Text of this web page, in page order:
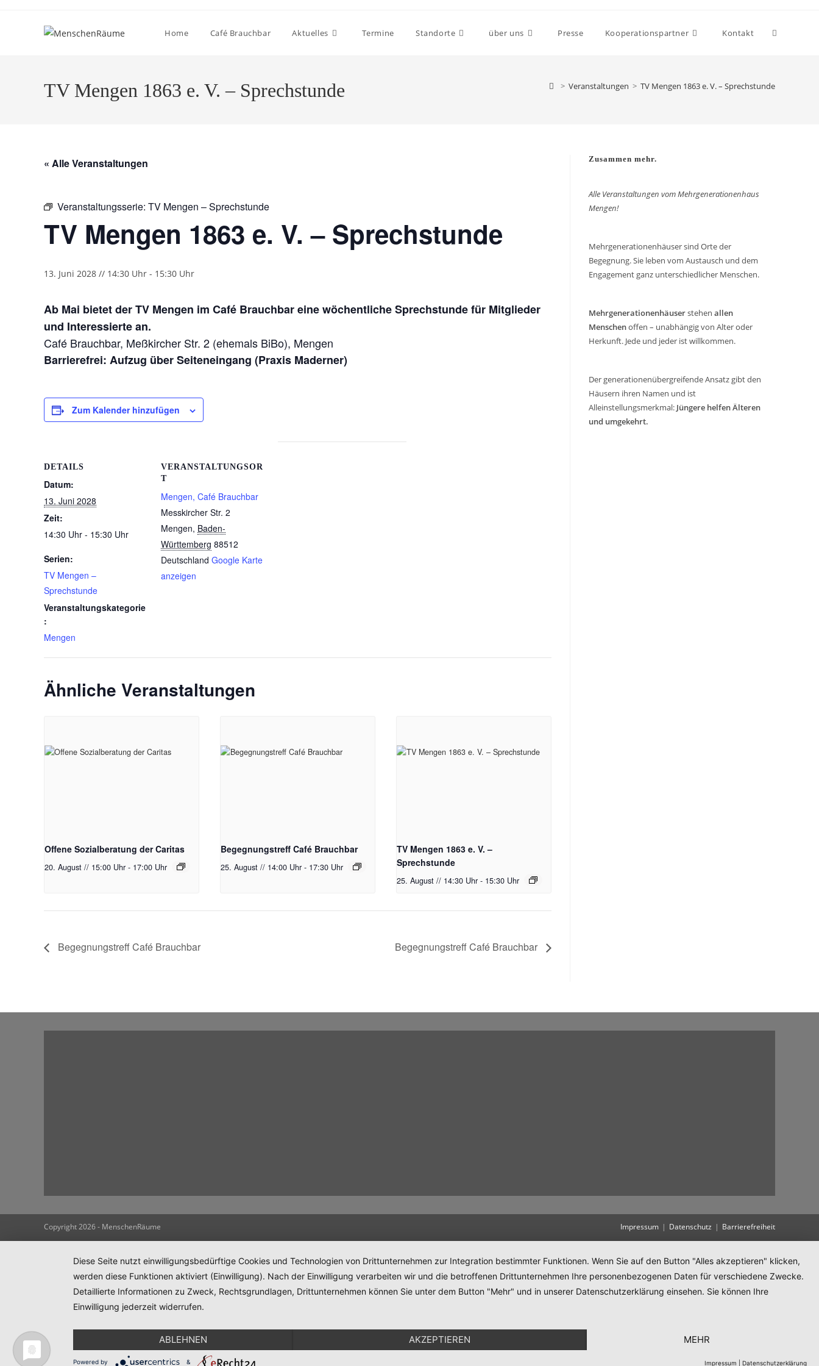
Home Café Brauchbar Aktuelles Termine Standorte über uns Presse Kooperationspartner Kontakt
TV Mengen 1863 e. V. – Sprechstunde > Veranstaltungen > TV Mengen 1863 e. V. – Sprechstunde
« Alle Veranstaltungen
Veranstaltungsserie: TV Mengen – Sprechstunde
TV Mengen 1863 e. V. – Sprechstunde
13. Juni 2028 // 14:30 Uhr - 15:30 Uhr
Ab Mai bietet der TV Mengen im Café Brauchbar eine wöchentliche Sprechstunde für Mitglieder
und Interessierte an.
Café Brauchbar, Meßkircher Str. 2 (ehemals BiBo), Mengen
Barrierefrei: Aufzug über Seiteneingang (Praxis Maderner)
Zum Kalender hinzufügen
DETAILS
Datum:
13. Juni 2028
Zeit:
14:30 Uhr - 15:30 Uhr
Serien:
TV Mengen –
Sprechstunde
Veranstaltungskategorie
:
Mengen
VERANSTALTUNGSOR
T
Mengen, Café Brauchbar
Messkircher Str. 2
Mengen, Baden-
Württemberg 88512
Deutschland Google Karte
anzeigen
Ähnliche Veranstaltungen
Offene Sozialberatung der Caritas
20. August // 15:00 Uhr - 17:00 Uhr
Begegnungstreff Café Brauchbar
25. August // 14:00 Uhr - 17:30 Uhr
TV Mengen 1863 e. V. –
Sprechstunde
25. August // 14:30 Uhr - 15:30 Uhr
Begegnungstreff Café Brauchbar Begegnungstreff Café Brauchbar
Zusammen mehr.
Alle Veranstaltungen vom Mehrgenerationenhaus
Mengen!
Mehrgenerationenhäuser sind Orte der
Begegnung. Sie leben vom Austausch und dem
Engagement ganz unterschiedlicher Menschen.
Mehrgenerationenhäuserstehen allen
Menschenoffen – unabhängig von Alter oder
Herkunft. Jede und jeder ist willkommen.
Der generationenübergreifende Ansatz gibt den
Häusern ihren Namen und ist
Alleinstellungsmerkmal: Jüngere helfen Älteren
und umgekehrt.
Impressum Datenschutz Barrierefreiheit
Copyright 2026 - MenschenRäume
Diese Seite nutzt einwilligungsbedürftige Cookies und Technologien von Drittunternehmen zur Integration bestimmter Funktionen. Wenn Sie auf den Button "Alles akzeptieren" klicken,
werden diese Funktionen aktiviert (Einwilligung). Nach der Einwilligung verarbeiten wir und die betroffenen Drittunternehmen Ihre personenbezogenen Daten für verschiedene Zwecke.
Detaillierte Informationen zu Zweck, Rechtsgrundlagen, Drittunternehmen können Sie unter dem Button "Mehr" und in unserer Datenschutzerklärung einsehen. Sie können Ihre
Einwilligung jederzeit widerrufen.
ABLEHNEN AKZEPTIEREN MEHR
Powered by & Impressum Datenschutzerklärung